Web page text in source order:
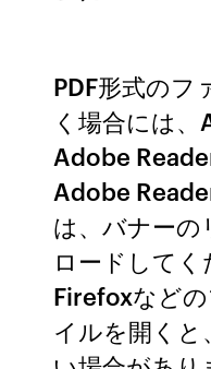
PDF形式のフ
く場合には
Adobe
Adobe
は、バナーの
ロードしてく
Firefoxなど
イルを開くと